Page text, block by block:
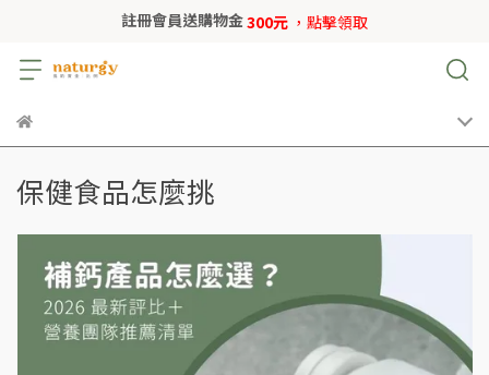
註冊會員送購物金300元 ，點擊領取
保健食品怎麼挑